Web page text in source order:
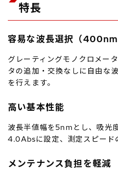
特長
容易な波長選択（
グレーティングモノクロメー
タの追加・交換なしに自由な
を行えます。
高い基本性能
波長半値幅を5nmとし、吸光
4.0Absに設定、測定スピード
メンテナンス負担を軽減